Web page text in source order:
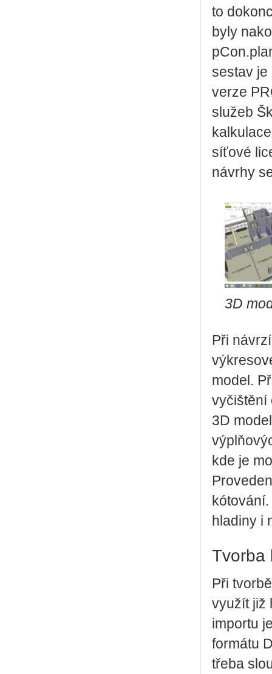
to
byly
sestav je
verze
služeb
síťové
návrhy
3D
Při
model.
vyčištění
3D
kde je
hladiny i
Tvorba
Při
využít již
importu
formátu
třeba